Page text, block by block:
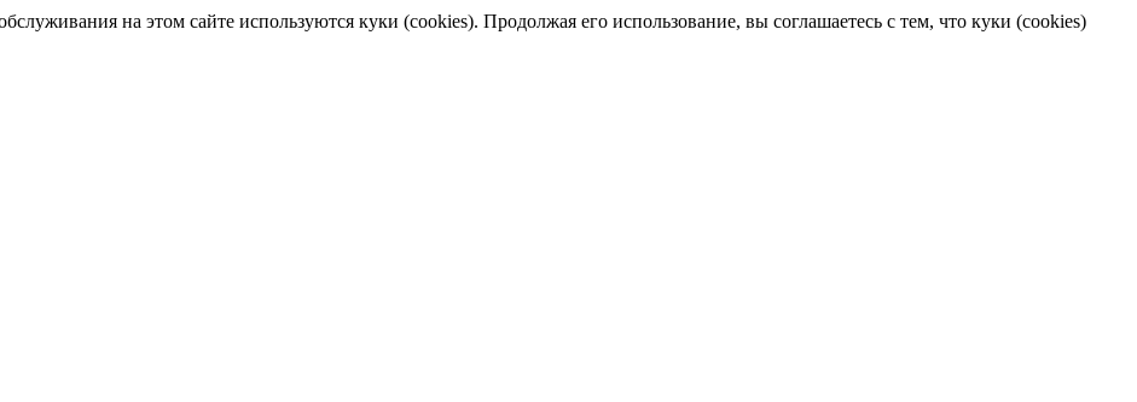
на этом сайте используются куки (cookies). Продолжая его использование, вы соглашаетесь с тем, что куки (cookies)